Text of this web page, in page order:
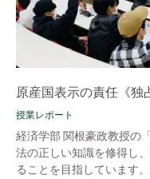
原産国表示の責任《独
授業レポート
経済学部 関根豪政教授の
法の正しい知識を修得し
ることを目指しています